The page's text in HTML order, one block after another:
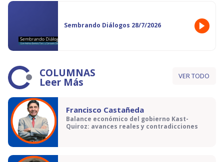
Sembrando Diálogos 28/7/2026
COLUMNAS
Leer Más VER TODO
Francisco Castañeda
Balance económico del gobierno Kast-
Quiroz: avances reales y contradicciones